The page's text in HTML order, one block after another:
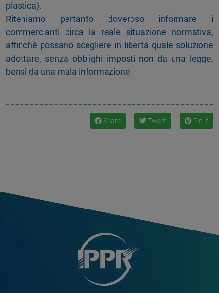
plastica).
Riteniamo pertanto doveroso informare i
commercianti circa la reale situazione normativa,
affinchè possano scegliere in libertà quale soluzione
adottare, senza obblighi imposti non da una legge,
bensì da una mala informazione.
Share Tweet Pin it